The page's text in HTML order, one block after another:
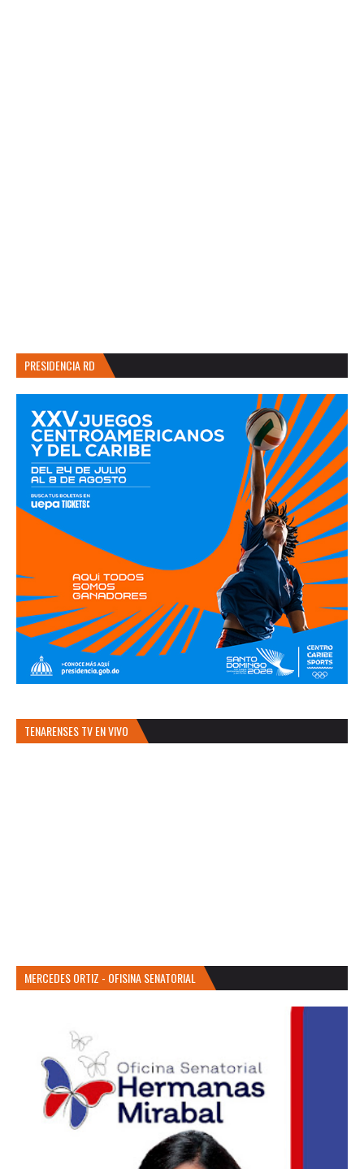
PRESIDENCIA RD
TENARENSES TV EN VIVO
MERCEDES ORTIZ - OFISINA SENATORIAL